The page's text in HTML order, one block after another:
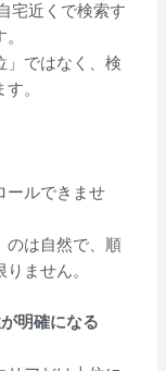
宅近くで検索す
」ではなく、検
。
ールできませ
のは自然で、順
ません。
明確になる